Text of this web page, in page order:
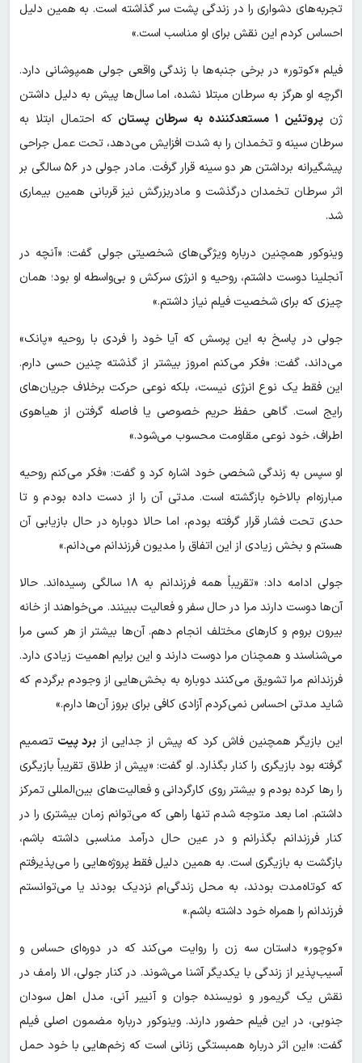
تجربه‌های دشواری را در زندگی پشت سر گذاشته است. به همین دلیل
احساس کردم این نقش برای او مناسب است.»
فیلم «کوتور» در برخی جنبه‌ها با زندگی واقعی جولی همپوشانی دارد.
اگرچه او هرگز به سرطان مبتلا نشده، اما سال‌ها پیش به دلیل داشتن
ژن پروتئین ۱ مستعدکننده به سرطان پستان
که احتمال ابتلا به
سرطان سینه و تخمدان را به شدت افزایش می‌دهد، تحت عمل جراحی
پیشگیرانه برداشتن هر دو سینه قرار گرفت. مادر جولی در ۵۶ سالگی بر
اثر سرطان تخمدان درگذشت و مادربزرگش نیز قربانی همین بیماری
شد.
وینوکور همچنین درباره ویژگی‌های شخصیتی جولی گفت: «آنچه در
آنجلینا دوست داشتم، روحیه و انرژی سرکش و بی‌واسطه او بود؛ همان
چیزی که برای شخصیت فیلم نیاز داشتم.»
جولی در پاسخ به این پرسش که آیا خود را فردی با روحیه «پانک»
می‌داند، گفت: «فکر می‌کنم امروز بیشتر از گذشته چنین حسی دارم.
این فقط یک نوع انرژی نیست، بلکه نوعی حرکت برخلاف جریان‌های
رایج است. گاهی حفظ حریم خصوصی یا فاصله گرفتن از هیاهوی
اطراف، خود نوعی مقاومت محسوب می‌شود.»
او سپس به زندگی شخصی خود اشاره کرد و گفت: «فکر می‌کنم روحیه
مبارزه‌ام بالاخره بازگشته است. مدتی آن را از دست داده بودم و تا
حدی تحت فشار قرار گرفته بودم، اما حالا دوباره در حال بازیابی آن
هستم و بخش زیادی از این اتفاق را مدیون فرزندانم می‌دانم.»
جولی ادامه داد: «تقریباً همه فرزندانم به ۱۸ سالگی رسیده‌اند. حالا
آن‌ها دوست دارند مرا در حال سفر و فعالیت ببینند. می‌خواهند از خانه
بیرون بروم و کارهای مختلف انجام دهم. آن‌ها بیشتر از هر کسی مرا
می‌شناسند و همچنان مرا دوست دارند و این برایم اهمیت زیادی دارد.
فرزندانم مرا تشویق می‌کنند دوباره به بخش‌هایی از وجودم برگردم که
شاید مدتی احساس نمی‌کردم آزادی کافی برای بروز آن‌ها دارم.»
این بازیگر همچنین فاش کرد که پیش از جدایی از برد پیت تصمیم
گرفته بود بازیگری را کنار بگذارد. او گفت: «پیش از طلاق تقریباً بازیگری
را رها کرده بودم و بیشتر روی کارگردانی و فعالیت‌های بین‌المللی تمرکز
داشتم. اما بعد متوجه شدم تنها راهی که می‌توانم زمان بیشتری را در
کنار فرزندانم بگذرانم و در عین حال درآمد مناسبی داشته باشم،
بازگشت به بازیگری است. به همین دلیل فقط پروژه‌هایی را می‌پذیرفتم
که کوتاه‌مدت بودند، به محل زندگی‌ام نزدیک بودند یا می‌توانستم
فرزندانم را همراه خود داشته باشم.»
«کوچور» داستان سه زن را روایت می‌کند که در دوره‌ای حساس و
آسیب‌پذیر از زندگی با یکدیگر آشنا می‌شوند. در کنار جولی، الا رامف در
نقش یک گریمور و نویسنده جوان و آنییر آنی، مدل اهل سودان
جنوبی، در این فیلم حضور دارند. وینوکور درباره مضمون اصلی فیلم
گفت: «این اثر درباره همبستگی زنانی است که زخم‌هایی با خود حمل